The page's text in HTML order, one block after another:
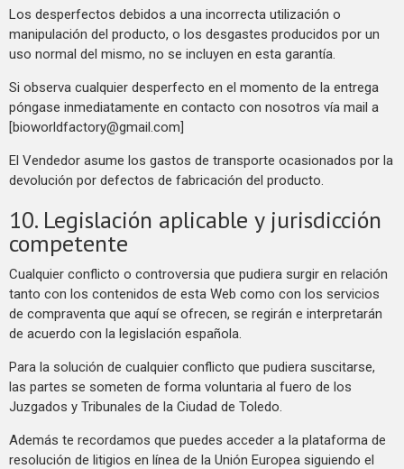
Los desperfectos debidos a una incorrecta utilización o
manipulación del producto, o los desgastes producidos por un
uso normal del mismo, no se incluyen en esta garantía.
Si observa cualquier desperfecto en el momento de la entrega
póngase inmediatamente en contacto con nosotros vía mail a
[bioworldfactory@gmail.com]
El Vendedor asume los gastos de transporte ocasionados por la
devolución por defectos de fabricación del producto.
10. Legislación aplicable y jurisdicción
competente
Cualquier conflicto o controversia que pudiera surgir en relación
tanto con los contenidos de esta Web como con los servicios
de compraventa que aquí se ofrecen, se regirán e interpretarán
de acuerdo con la legislación española.
Para la solución de cualquier conflicto que pudiera suscitarse,
las partes se someten de forma voluntaria al fuero de los
Juzgados y Tribunales de la Ciudad de Toledo.
Además te recordamos que puedes acceder a la plataforma de
resolución de litigios en línea de la Unión Europea siguiendo el